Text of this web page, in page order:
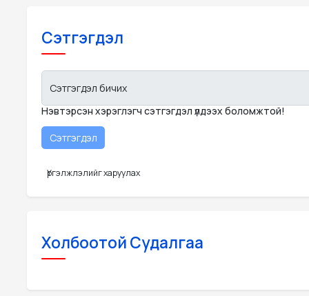
Сэтгэгдэл
Сэтгэгдэл бичих
Нэвтэрсэн хэрэглэгч сэтгэгдэл үлдээх боломжтой!
Үргэлжлэлийг харуулах
Холбоотой Судалгаа